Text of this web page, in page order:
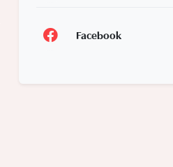
Facebook